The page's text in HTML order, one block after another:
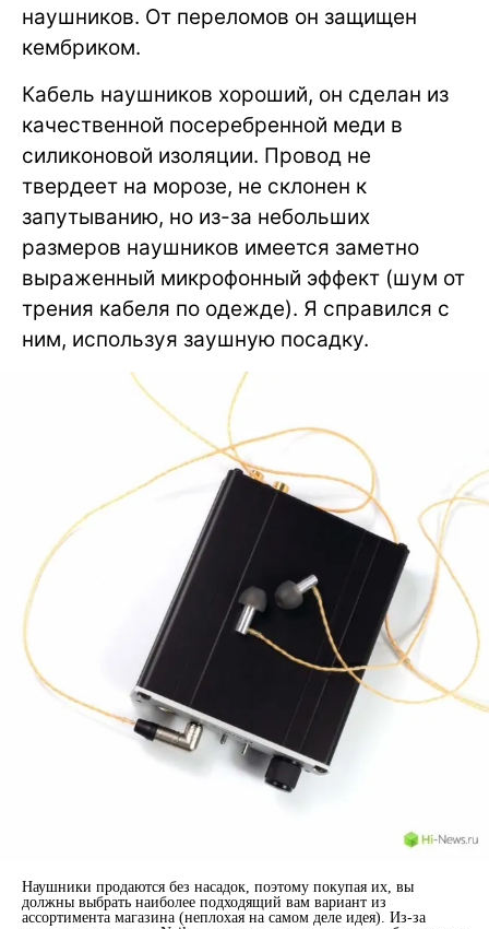
наушников. От переломов он защищен
кембриком.
Кабель наушников хороший, он сделан из
качественной посеребренной меди в
силиконовой изоляции. Провод не
твердеет на морозе, не склонен к
запутыванию, но из-за небольших
размеров наушников имеется заметно
выраженный микрофонный эффект (шум от
трения кабеля по одежде). Я справился с
ним, используя заушную посадку.
Наушники продаются без насадок, поэтому покупая их, вы
должны выбрать наиболее подходящий вам вариант из
ассортимента магазина (неплохая на самом деле идея). Из-за